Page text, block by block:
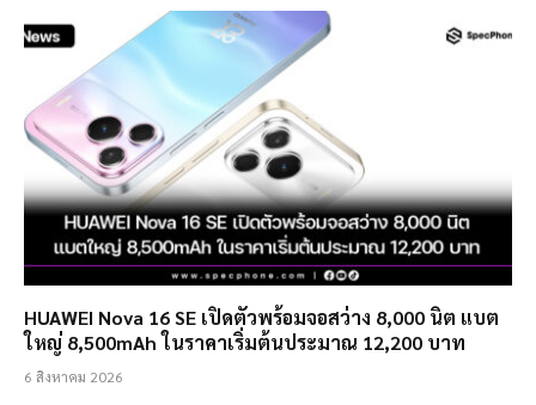
HUAWEI Nova 16 SE เปิดตัวพร้อมจอสว่าง 8,000 นิต แบต
ใหญ่ 8,500mAh ในราคาเริ่มต้นประมาณ 12,200 บาท
6 สิงหาคม 2026